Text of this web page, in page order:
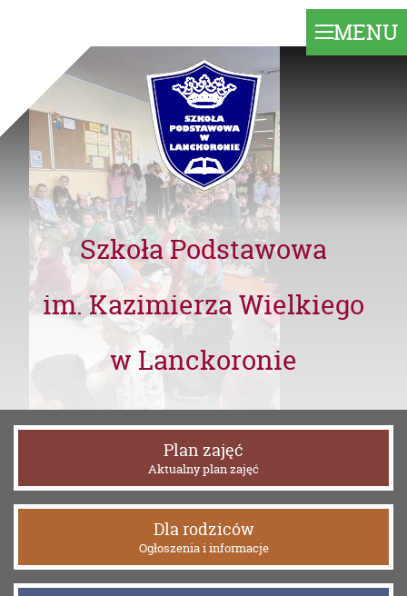
MENU
Szkoła Podstawowa
im. Kazimierza Wielkiego
w Lanckoronie
Plan zajęć
Aktualny plan zajęć
Dla rodziców
Ogłoszenia i informacje